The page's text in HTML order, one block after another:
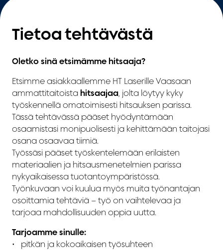
Tietoa tehtävästä
Oletko sinä etsimämme hitsaaja?
Etsimme asiakkaallemme HT Laserille Vaasaan
ammattitaitoista hitsaajaa, jolta löytyy kyky
työskennellä omatoimisesti hitsauksen parissa.
Tässä tehtävässä pääset hyödyntämään
osaamistasi monipuolisesti ja kehittämään taitojasi
osana osaavaa tiimiä.
Työssäsi pääset työskentelemään erilaisten
materiaalien ja hitsausmenetelmien parissa
nykyaikaisessa tuotantoympäristössä.
Työnkuvaan voi kuulua myös muita työnantajan
osoittamia tehtäviä – työ on vaihtelevaa ja
tarjoaa mahdollisuuden oppia uutta.
Tarjoamme sinulle:
•⁠ ⁠pitkän ja kokoaikaisen työsuhteen